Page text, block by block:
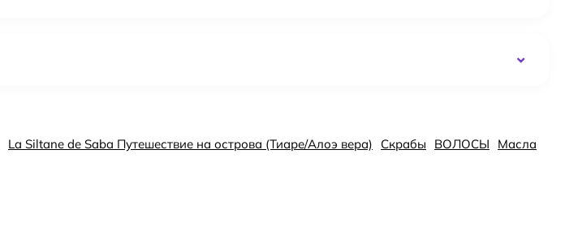
La Siltane de Saba Путешествие на острова (Тиаре/Алоэ вера) Скрабы ВОЛОСЫ
Масла